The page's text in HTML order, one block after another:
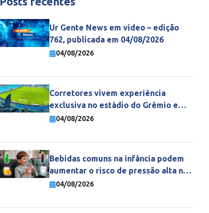
Ur Gente News em vídeo – edição
762, publicada em 04/08/2026
04/08/2026
Corretores vivem experiência
exclusiva no estádio do Grêmio e
fortalecem parceria com a Gente
04/08/2026
Bebidas comuns na infância podem
aumentar o risco de pressão alta na
vida adulta
04/08/2026